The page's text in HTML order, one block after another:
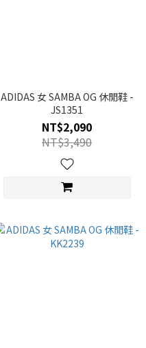
ADIDAS 女 SAMBA OG 休閒鞋 -
JS1351
NT$2,090
NT$3,490